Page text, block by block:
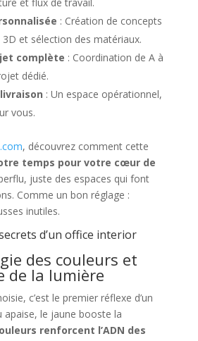
: Création de concepts
et sélection des matériaux.
complète : Coordination de A à
dédié.
: Un espace opérationnel,
vous.
, découvrez comment cette
temps pour votre cœur de
juste des espaces qui font
Comme un bon réglage :
inutiles.
d’un office interior
des couleurs et
de la lumière
c’est le premier réflexe d’un
apaise, le jaune booste la
renforcent l’ADN des